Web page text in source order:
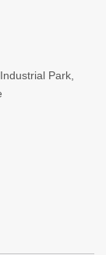
Park,